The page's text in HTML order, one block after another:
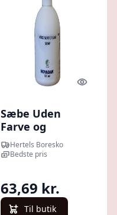
Quick
Sæbe Uden
Farve og
Parfume Miko
Soft 500 ml med
Hertels Boresko
Bedste pris
63,69 kr.
Til butik